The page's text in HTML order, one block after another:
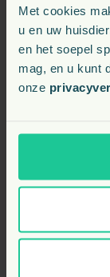
Met cookies
u en uw
en het soepel
mag, en u kunt
onze
Prins mini
CuraFriend